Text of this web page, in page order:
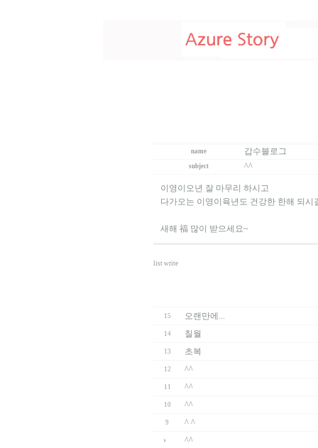
name 갑수블로그
subject ^^
이영이오년 잘 마무리 하시고
다가오는 이영이육년도 건강한 한해 되시
새해 福 많이 받으세요~
list write
15 오랜만에...
14 칠월
13 초복
12 ^^
11 ^^
10 ^^
9
^ ^
^^